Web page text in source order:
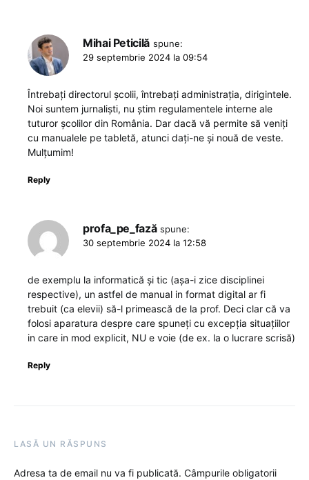
Mihai Peticilă spune:
29 septembrie 2024 la 09:54
Întrebați directorul școlii, întrebați administrația, dirigintele.
Noi suntem jurnaliști, nu știm regulamentele interne ale
tuturor școlilor din România. Dar dacă vă permite să veniți
cu manualele pe tabletă, atunci dați-ne și nouă de veste.
Mulțumim!
Reply
profa_pe_fază spune:
30 septembrie 2024 la 12:58
de exemplu la informatică și tic (așa-i zice disciplinei
respective), un astfel de manual in format digital ar fi
trebuit (ca elevii) să-l primească de la prof. Deci clar că va
folosi aparatura despre care spuneți cu excepția situațiilor
in care in mod explicit, NU e voie (de ex. la o lucrare scrisă)
Reply
LASĂ UN RĂSPUNS
Adresa ta de email nu va fi publicată. Câmpurile obligatorii